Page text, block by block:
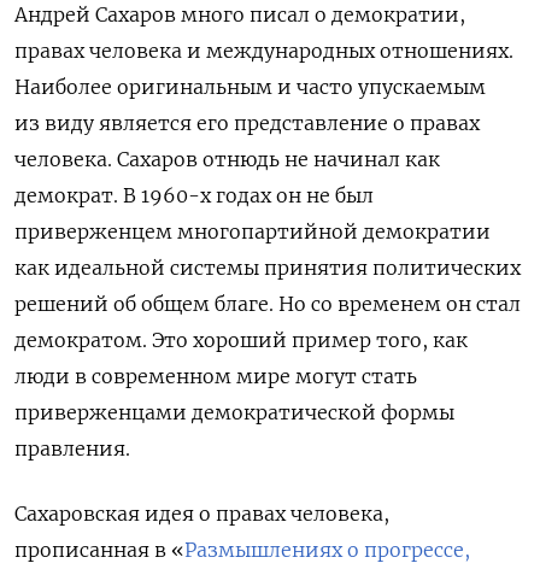
Андрей Сахаров много писал о демократии,
правах человека и международных отношениях.
Наиболее оригинальным и часто упускаемым
из виду является его представление о правах
человека. Сахаров отнюдь не начинал как
демократ. В 1960-х годах он не был
приверженцем многопартийной демократии
как идеальной системы принятия политических
решений об общем благе. Но со временем он стал
демократом. Это хороший пример того, как
люди в современном мире могут стать
приверженцами демократической формы
правления.
Сахаровская идея о правах человека,
прописанная в «Размышлениях о прогрессе,